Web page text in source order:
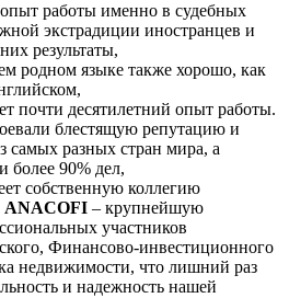
работы именно в судебных
экстрадиции иностранцев и
результаты,
родном языке также хорошо, как
почти десятилетний опыт работы.
блестящую репутацию и
самых разных стран мира, а
более 90% дел,
собственную коллегию
ANACOFI – крупнейшую
участников
Финансово-инвестиционного
недвижимости, что лишний раз
и надежность нашей